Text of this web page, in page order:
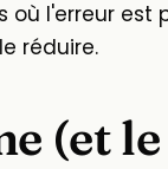
l'erreur est
réduire.
(et